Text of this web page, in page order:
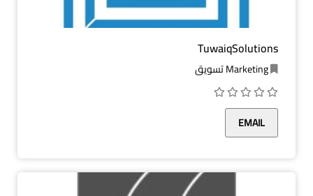
TuwaiqSolutions
EMAIL